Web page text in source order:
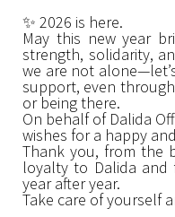
✨ 2026 is here.
May this new year
strength, solidarity,
we are not
support, even
or being there.
On behalf of Dalida
wishes for a happy
Thank you, from the
loyalty to Dalida and
year after year.
Take care of yourself